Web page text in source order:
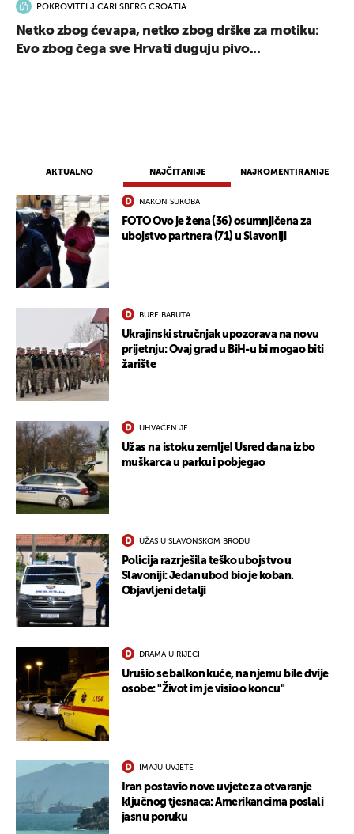
AKTUALNO NAJČITANIJE NAJKOMENTIRANIJE
NAKON SUKOBA
FOTO Ovo je žena (36) osumnjičena za
ubojstvo partnera (71) u Slavoniji
BURE BARUTA
Ukrajinski stručnjak upozorava na novu
prijetnju: Ovaj grad u BiH-u bi mogao biti
žarište
UHVAĆEN JE
Užas na istoku zemlje! Usred dana izbo
muškarca u parku i pobjegao
UŽAS U SLAVONSKOM BRODU
Policija razrješila teško ubojstvo u
Slavoniji: Jedan ubod bio je koban.
Objavljeni detalji
DRAMA U RIJECI
Urušio se balkon kuće, na njemu bile dvije
osobe: "Život im je visio o koncu"
IMAJU UVJETE
Iran postavio nove uvjete za otvaranje
ključnog tjesnaca: Amerikancima poslali
jasnu poruku
POKROVITELJ CARLSBERG CROATIA
Netko zbog ćevapa, netko zbog drške za motiku:
Evo zbog čega sve Hrvati duguju pivo...
UKLJUČITE NOTIFIKACIJE